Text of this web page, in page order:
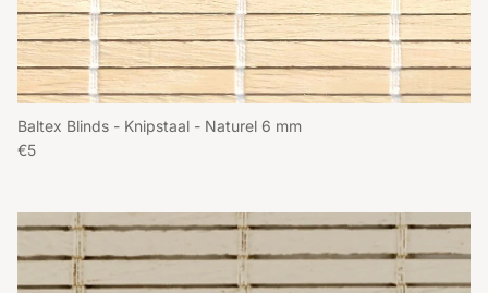
Baltex Blinds - Knipstaal - Naturel 6 mm
Reguliere prijs
€5